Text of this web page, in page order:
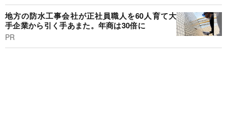
地方の防水工事会社が正社員職人を60人育て大
手企業から引く手あまた。年商は30倍に
PR